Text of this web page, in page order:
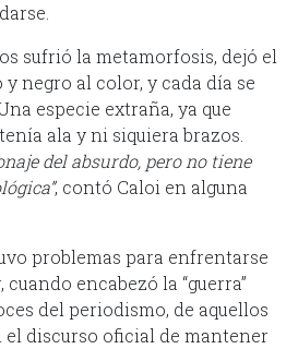
sufrió la metamorfosis, dejó el
negro al color, y cada día se
especie extraña, ya que
ala y ni siquiera brazos.
del absurdo, pero no tiene
, contó Caloi en alguna
problemas para enfrentarse
encabezó la “guerra”
del periodismo, de aquellos
el discurso oficial de mantener